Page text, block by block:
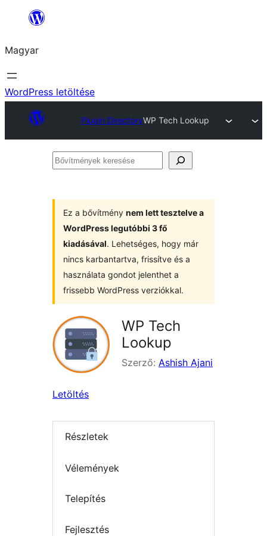
Ugrás
tartalomhoz
Magyar
WordPress letöltése
Plugin DirectoryWP Tech Lookup
Bővítmények
Ez a bővítmény nem lett tesztelve a
WordPress legutóbbi 3 fő
kiadásával. Lehetséges, hogy már
nincs karbantartva, frissítve és a
használata gondot jelenthet a
frissebb WordPress verziókkal.
WP Tech
Lookup
Szerző: Ashish Ajani
Letöltés
Részletek
Vélemények
Telepítés
Fejlesztés